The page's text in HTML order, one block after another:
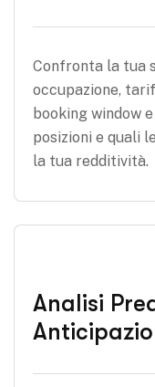
Confronta la tua
occupazione,
booking window
posizioni e quali
la tua redditività.
Analisi